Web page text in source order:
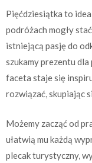
Pięćdziesiątka to
podróżach mogły
istniejącą pasję do
szukamy prezentu
faceta staje się
rozwiązać, skupiając
Możemy zacząć od
ułatwią mu każdą
plecak turystyczny,